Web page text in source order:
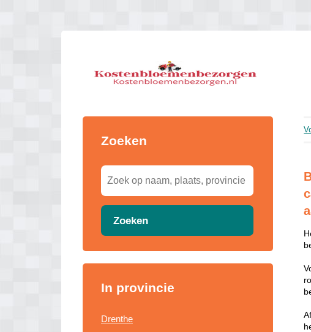
Zoeken
Zoeken
In provincie
Drenthe